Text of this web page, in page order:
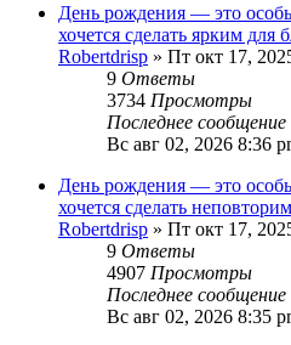
День рождения — это
хочется сделать ярким для
Robertdrisp » Пт окт 17,
9 Ответы
3734 Просмотры
Последнее сообщение
Вс авг 02, 2026 8:36
День рождения — это
хочется сделать
Robertdrisp » Пт окт 17,
9 Ответы
4907 Просмотры
Последнее сообщение
Вс авг 02, 2026 8:35